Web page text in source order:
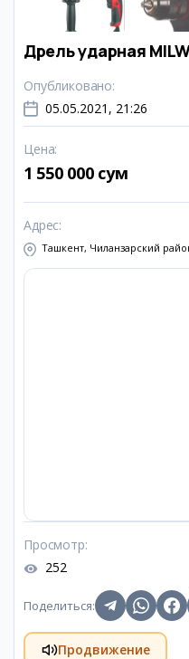
Дрель ударная
Опубликовано:
05.05.2021, 21:26
Цена:
1 550 000 сум
Адрес:
Ташкент, Чиланзарский
Просмотр:
252
Поделиться:
Продвижение